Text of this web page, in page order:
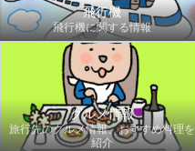
飛行機
飛行機に関する情報
グルメ情報
旅行先のグルメ情報、おすすめ料理を
紹介